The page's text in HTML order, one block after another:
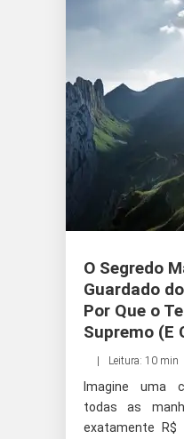
O Segredo
Guardado
Por Que o
Supremo (E
Leitura: 10 min
Imagine uma
todas as
exatamente R$